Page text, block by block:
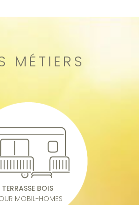
MÉTIERS
TERRASSE BOIS
MOBIL-HOMES